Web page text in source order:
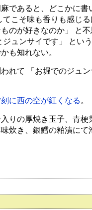
であると、どこかに書
こそ味も香りも感じる
のが好きなのか」 と
ュンサイです」 とい
も知れない。
れて 「お堀でのジュ
に西の空が紅くなる 。
りの厚焼き玉子、青梗
炊き、銀鱈の粕漬にて